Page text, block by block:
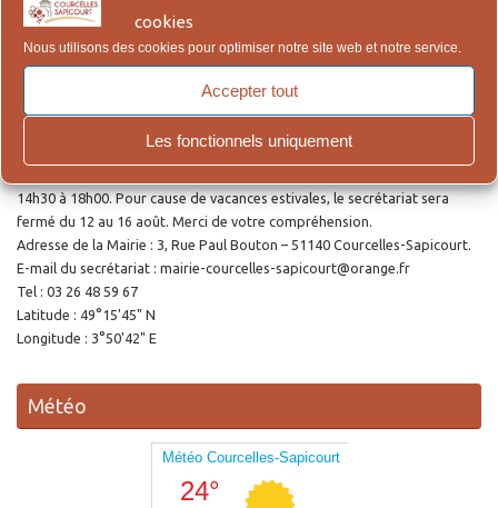
cookies
Nous utilisons des cookies pour optimiser notre site web et notre service.
Accepter tout
Les fonctionnels uniquement
14h30 à 18h00. Pour cause de vacances estivales, le secrétariat sera
fermé du 12 au 16 août. Merci de votre compréhension.
Adresse de la Mairie : 3, Rue Paul Bouton – 51140 Courcelles-Sapicourt.
E-mail du secrétariat : mairie-courcelles-sapicourt@orange.fr
Tel : 03 26 48 59 67
Latitude : 49°15'45" N
Longitude : 3°50'42" E
Météo